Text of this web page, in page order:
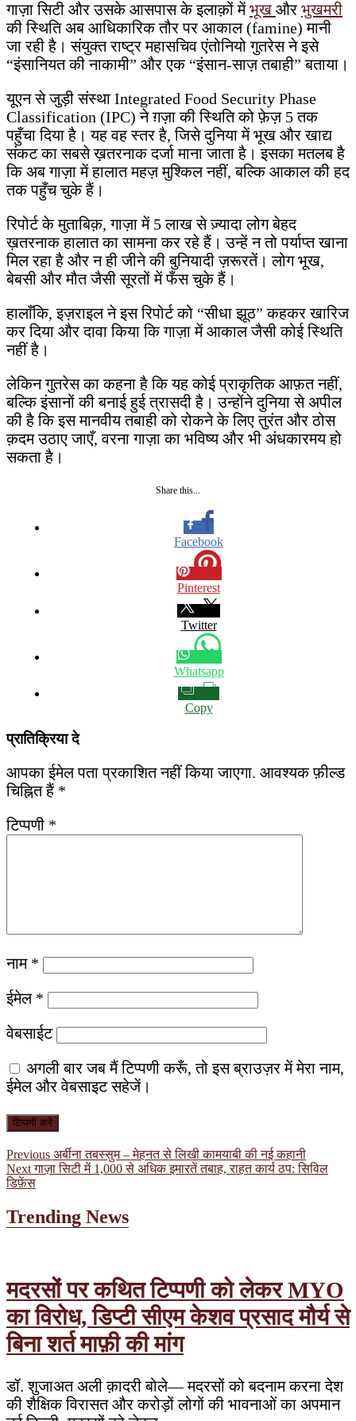
गाज़ा सिटी और उसके आसपास के इलाक़ों मेंभूख और भुखमरी
की स्थिति अब आधिकारिक तौर पर आकाल (famine) मानी
जा रही है। संयुक्त राष्ट्र महासचिव एंतोनियो गुतरेस ने इसे
“इंसानियत की नाकामी” और एक “इंसान-साज़ तबाही” बताया।
यूएन से जुड़ी संस्था Integrated Food Security Phase
Classification (IPC) ने ग़ज़ा की स्थिति को फ़ेज़ 5 तक
पहुँचा दिया है। यह वह स्तर है, जिसे दुनिया में भूख और खाद्य
संकट का सबसे ख़तरनाक दर्जा माना जाता है। इसका मतलब है
कि अब गाज़ा में हालात महज़ मुश्किल नहीं, बल्कि आकाल की हद
तक पहुँच चुके हैं।
रिपोर्ट के मुताबिक़, गाज़ा में 5 लाख से ज़्यादा लोग बेहद
ख़तरनाक हालात का सामना कर रहे हैं। उन्हें न तो पर्याप्त खाना
मिल रहा है और न ही जीने की बुनियादी ज़रूरतें। लोग भूख,
बेबसी और मौत जैसी सूरतों में फँस चुके हैं।
हालाँकि, इज़राइल ने इस रिपोर्ट को “सीधा झूठ” कहकर खारिज
कर दिया और दावा किया कि गाज़ा में आकाल जैसी कोई स्थिति
नहीं है।
लेकिन गुतरेस का कहना है कि यह कोई प्राकृतिक आफ़त नहीं,
बल्कि इंसानों की बनाई हुई त्रासदी है। उन्होंने दुनिया से अपील
की है कि इस मानवीय तबाही को रोकने के लिए तुरंत और ठोस
क़दम उठाए जाएँ, वरना गाज़ा का भविष्य और भी अंधकारमय हो
सकता है।
Share this...
Facebook
Pinterest
Twitter
Whatsapp
Copy
प्रातिक्रिया दे
आपका ईमेल पता प्रकाशित नहीं किया जाएगा. आवश्यक फ़ील्ड
चिह्नित हैं *
टिप्पणी *
नाम *
ईमेल *
वेबसाईट
अगली बार जब मैं टिप्पणी करूँ, तो इस ब्राउज़र में मेरा नाम,
ईमेल और वेबसाइट सहेजें।
पोस्ट
नेविगेशन
Previous Previous
post:
अर्बीना तबस्सुम – मेहनत से लिखी कामयाबी की नई कहानी
NextNext
post:
गाज़ा सिटी में 1,000 से अधिक इमारतें तबाह, राहत कार्य ठप: सिविल
डिफ़ेंस
Trending News
मदरसों पर कथित टिप्पणी को लेकर MYO
का विरोध, डिप्टी सीएम केशव प्रसाद मौर्य से
बिना शर्त माफ़ी की मांग
डॉ. शुजाअत अली क़ादरी बोले— मदरसों को बदनाम करना देश
की शैक्षिक विरासत और करोड़ों लोगों की भावनाओं का अपमान